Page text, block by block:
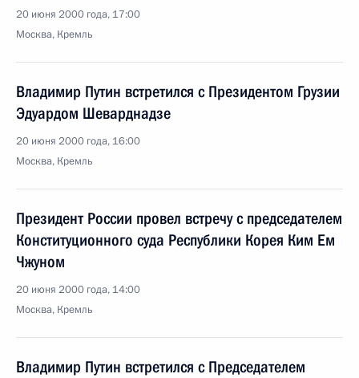
20 июня 2000 года, 17:00
Москва, Кремль
Владимир Путин встретился с Президентом Грузии
Эдуардом Шеварднадзе
20 июня 2000 года, 16:00
Москва, Кремль
Президент России провел встречу с председателем
Конституционного суда Республики Корея Ким Ем
Чжуном
20 июня 2000 года, 14:00
Москва, Кремль
Владимир Путин встретился с Председателем